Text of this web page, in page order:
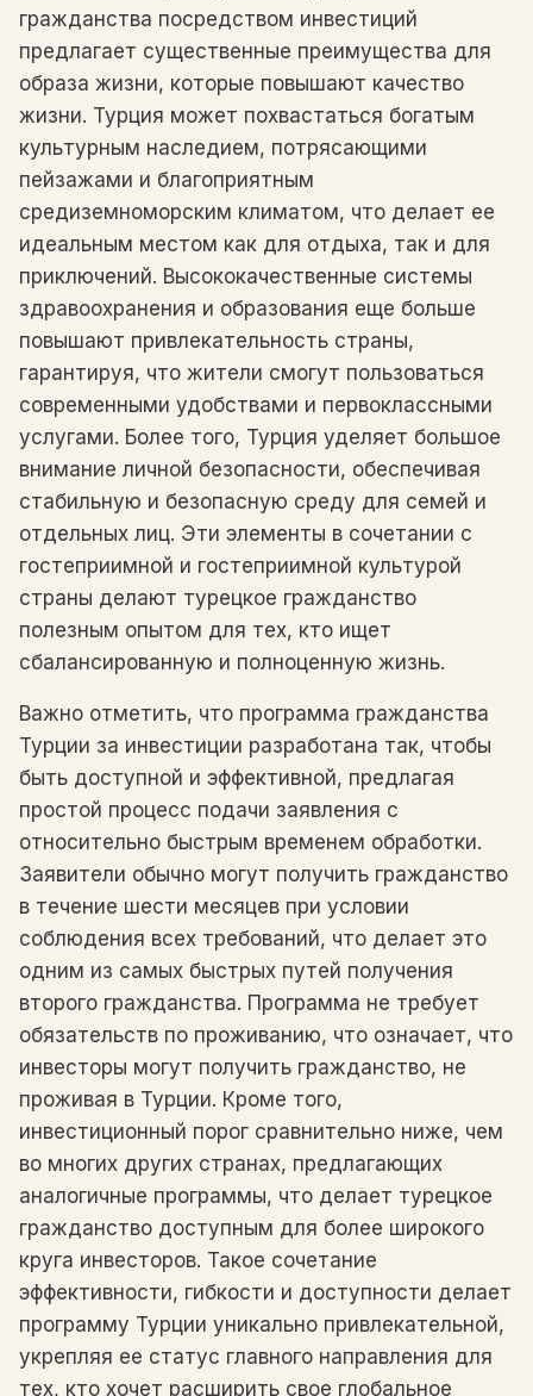
гражданства посредством инвестиций
предлагает существенные преимущества для
образа жизни, которые повышают качество
жизни. Турция может похвастаться богатым
культурным наследием, потрясающими
пейзажами и благоприятным
средиземноморским климатом, что делает ее
идеальным местом как для отдыха, так и для
приключений. Высококачественные системы
здравоохранения и образования еще больше
повышают привлекательность страны,
гарантируя, что жители смогут пользоваться
современными удобствами и первоклассными
услугами. Более того, Турция уделяет большое
внимание личной безопасности, обеспечивая
стабильную и безопасную среду для семей и
отдельных лиц. Эти элементы в сочетании с
гостеприимной и гостеприимной культурой
страны делают турецкое гражданство
полезным опытом для тех, кто ищет
сбалансированную и полноценную жизнь.
Важно отметить, что программа гражданства
Турции за инвестиции разработана так, чтобы
быть доступной и эффективной, предлагая
простой процесс подачи заявления с
относительно быстрым временем обработки.
Заявители обычно могут получить гражданство
в течение шести месяцев при условии
соблюдения всех требований, что делает это
одним из самых быстрых путей получения
второго гражданства. Программа не требует
обязательств по проживанию, что означает, что
инвесторы могут получить гражданство, не
проживая в Турции. Кроме того,
инвестиционный порог сравнительно ниже, чем
во многих других странах, предлагающих
аналогичные программы, что делает турецкое
гражданство доступным для более широкого
круга инвесторов. Такое сочетание
эффективности, гибкости и доступности делает
программу Турции уникально привлекательной,
укрепляя ее статус главного направления для
тех, кто хочет расширить свое глобальное